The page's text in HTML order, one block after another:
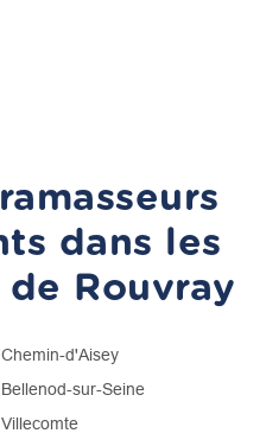
dans les
Rouvray
d'Aisey
sur-Seine